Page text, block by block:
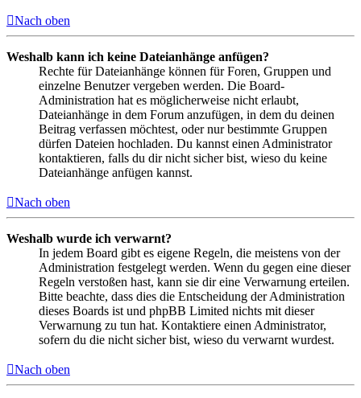
Nach oben
Weshalb kann ich keine Dateianhänge anfügen?
Rechte für Dateianhänge können für Foren, Gruppen und
einzelne Benutzer vergeben werden. Die Board-
Administration hat es möglicherweise nicht erlaubt,
Dateianhänge in dem Forum anzufügen, in dem du deinen
Beitrag verfassen möchtest, oder nur bestimmte Gruppen
dürfen Dateien hochladen. Du kannst einen Administrator
kontaktieren, falls du dir nicht sicher bist, wieso du keine
Dateianhänge anfügen kannst.
Nach oben
Weshalb wurde ich verwarnt?
In jedem Board gibt es eigene Regeln, die meistens von der
Administration festgelegt werden. Wenn du gegen eine dieser
Regeln verstoßen hast, kann sie dir eine Verwarnung erteilen.
Bitte beachte, dass dies die Entscheidung der Administration
dieses Boards ist und phpBB Limited nichts mit dieser
Verwarnung zu tun hat. Kontaktiere einen Administrator,
sofern du die nicht sicher bist, wieso du verwarnt wurdest.
Nach oben